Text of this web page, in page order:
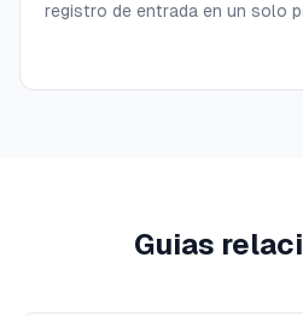
registro de entrada en un solo
Guias